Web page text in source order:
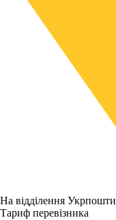
На відділення Укрпошти
Тариф перевізника